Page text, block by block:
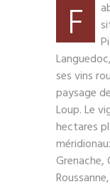
F
ses vins
paysage
Loup. Le
hectares
Grenache,